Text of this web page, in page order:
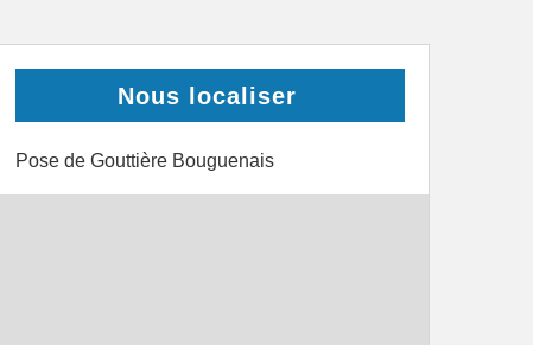
Nous localiser
Pose de Gouttière Bouguenais